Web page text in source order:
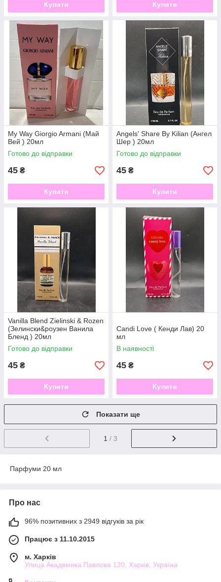
Купити Купити
My Way Giorgio Armani (Май
Вей ) 20мл
Готово до відправки
45 ₴
Купити
Angels' Share By Kilian (Ангел
Шер ) 20мл
Готово до відправки
45 ₴
Купити
Vanilla Blend Zielinski & Rozen
(Зелински&роузен Ванила
Бленд ) 20мл
Готово до відправки
45 ₴
Купити
Candі Love ( Кенди Лав) 20
мл
В наявності
45 ₴
Купити
Показати ще
1 / 3
Парфуми 20 мл
Про нас
96% позитивних з 2949 відгуків за рік
Працює з 11.10.2015
м. Харків
Улица Академика Павлова 120, Харків, Україна